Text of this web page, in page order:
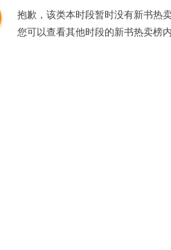
食品
手机
抱歉，该类本时段暂时没有新书热卖
您可以查看其他时段的新书热卖榜内